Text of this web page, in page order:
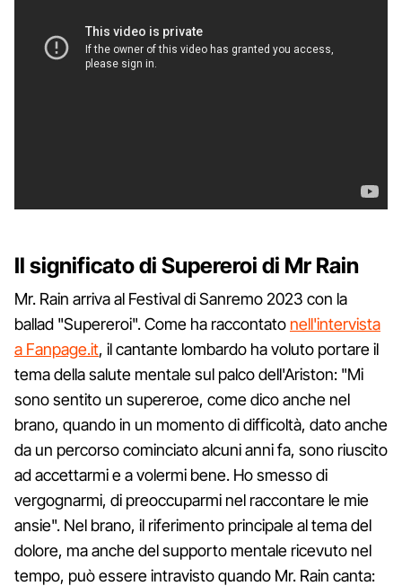
Il significato di Supereroi di Mr Rain
Mr. Rain arriva al Festival di Sanremo 2023 con la
ballad "Supereroi". Come ha raccontato nell'intervista
a Fanpage.it, il cantante lombardo ha voluto portare il
tema della salute mentale sul palco dell'Ariston: "Mi
sono sentito un supereroe, come dico anche nel
brano, quando in un momento di difficoltà, dato anche
da un percorso cominciato alcuni anni fa, sono riuscito
ad accettarmi e a volermi bene. Ho smesso di
vergognarmi, di preoccuparmi nel raccontare le mie
ansie". Nel brano, il riferimento principale al tema del
dolore, ma anche del supporto mentale ricevuto nel
tempo, può essere intravisto quando Mr. Rain canta: